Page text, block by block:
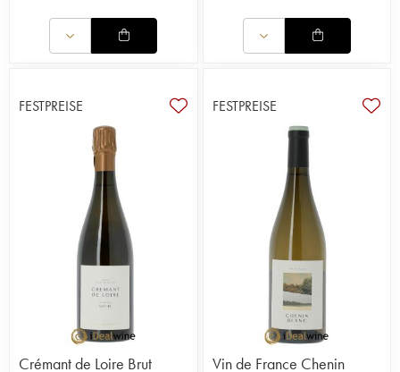
FESTPREISE
Crémant de Loire Brut
FESTPREISE
Vin de France Chenin